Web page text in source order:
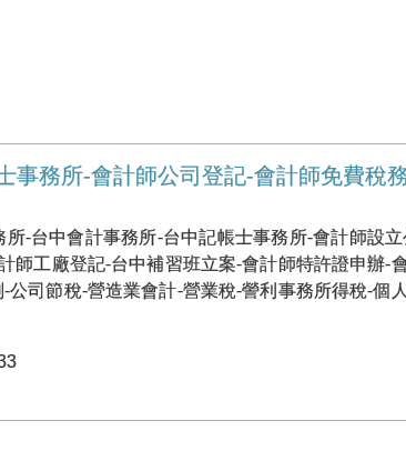
事務所-會計師公司登記-會計師免費稅
-台中會計事務所-台中記帳士事務所-會計師設立
師工廠登記-台中補習班立案-會計師特許證申辦-
司節稅-營造業會計-營業稅-謍利事務所得稅-個